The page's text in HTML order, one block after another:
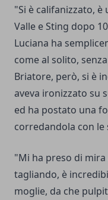
"Si è califanizzato,
Valle e Sting dopo
Luciana ha
come al solito,
Briatore, però, si è
aveva ironizzato su
ed ha postato una
corredandola con le
"Mi ha preso di
tagliando, è
moglie, da che